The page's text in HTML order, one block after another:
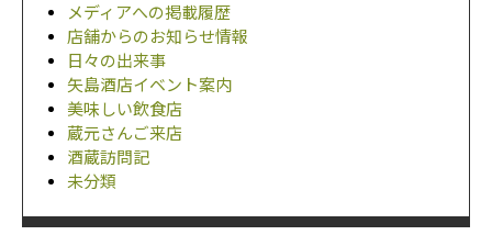
メディアへの掲載履歴
店舗からのお知らせ情報
日々の出来事
矢島酒店イベント案内
美味しい飲食店
蔵元さんご来店
酒蔵訪問記
未分類